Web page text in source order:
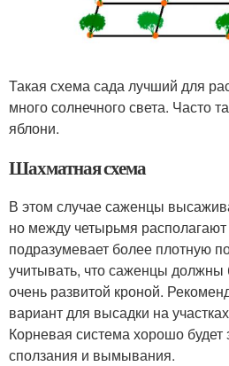
Такая схема сада лучший для
много солнечного света. Часто
яблони.
Шахматная схема
В этом случае саженцы
но между четырьмя
подразумевает более плотную
учитывать, что саженцы
очень развитой кроной.
вариант для высадки на
Корневая система хорошо
сползания и вымывания.